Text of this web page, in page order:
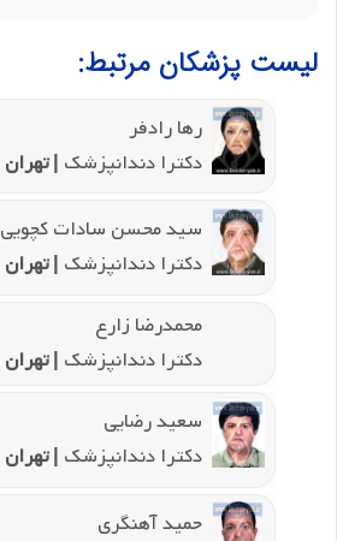
لیست پزشکان مرتبط:
رها رادفر
دکترا دندانپزشک | تهران
سید محسن سادات کچویی
دکترا دندانپزشک | تهران
محمدرضا زارع
دکترا دندانپزشک | تهران
سعید رضایی
دکترا دندانپزشک | تهران
حمید آهنگری